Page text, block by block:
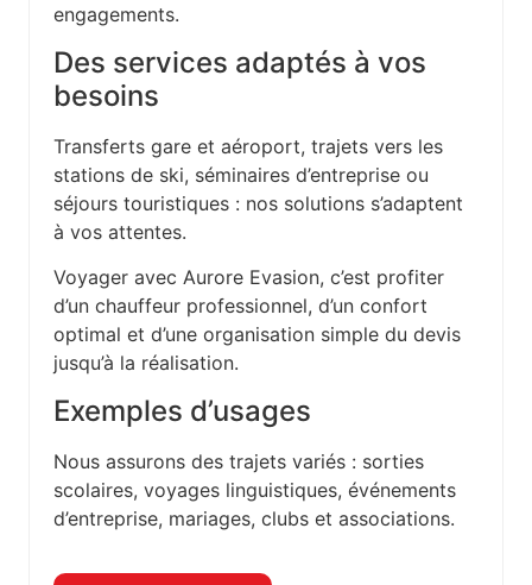
engagements.
Des services adaptés à vos
besoins
Transferts gare et aéroport, trajets vers les
stations de ski, séminaires d’entreprise ou
séjours touristiques : nos solutions s’adaptent
à vos attentes.
Voyager avec Aurore Evasion, c’est profiter
d’un chauffeur professionnel, d’un confort
optimal et d’une organisation simple du devis
jusqu’à la réalisation.
Exemples d’usages
Nous assurons des trajets variés : sorties
scolaires, voyages linguistiques, événements
d’entreprise, mariages, clubs et associations.